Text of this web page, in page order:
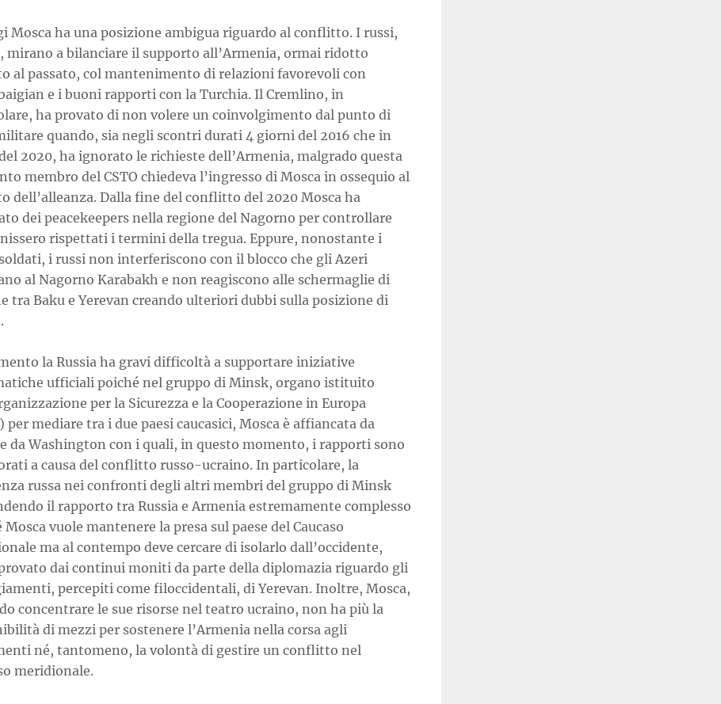
Mosca ha una posizione ambigua riguardo al conflitto. I russi,
a bilanciare il supporto all’Armenia, ormai ridotto
al passato, col mantenimento di relazioni favorevoli con
e i buoni rapporti con la Turchia. Il Cremlino, in
ha provato di non volere un coinvolgimento dal punto di
quando, sia negli scontri durati 4 giorni del 2016 che in
2020, ha ignorato le richieste dell’Armenia, malgrado questa
membro del CSTO chiedeva l’ingresso di Mosca in ossequio al
dell’alleanza. Dalla fine del conflitto del 2020 Mosca ha
dei peacekeepers nella regione del Nagorno per controllare
rispettati i termini della tregua. Eppure, nonostante i
i russi non interferiscono con il blocco che gli Azeri
al Nagorno Karabakh e non reagiscono alle schermaglie di
tra Baku e Yerevan creando ulteriori dubbi sulla posizione di
la Russia ha gravi difficoltà a supportare iniziative
ufficiali poiché nel gruppo di Minsk, organo istituito
per la Sicurezza e la Cooperazione in Europa
per mediare tra i due paesi caucasici, Mosca è affiancata da
da Washington con i quali, in questo momento, i rapporti sono
a causa del conflitto russo-ucraino. In particolare, la
russa nei confronti degli altri membri del gruppo di Minsk
il rapporto tra Russia e Armenia estremamente complesso
Mosca vuole mantenere la presa sul paese del Caucaso
ma al contempo deve cercare di isolarlo dall’occidente,
dai continui moniti da parte della diplomazia riguardo gli
percepiti come filoccidentali, di Yerevan. Inoltre, Mosca,
concentrare le sue risorse nel teatro ucraino, non ha più la
di mezzi per sostenere l’Armenia nella corsa agli
né, tantomeno, la volontà di gestire un conflitto nel
meridionale.